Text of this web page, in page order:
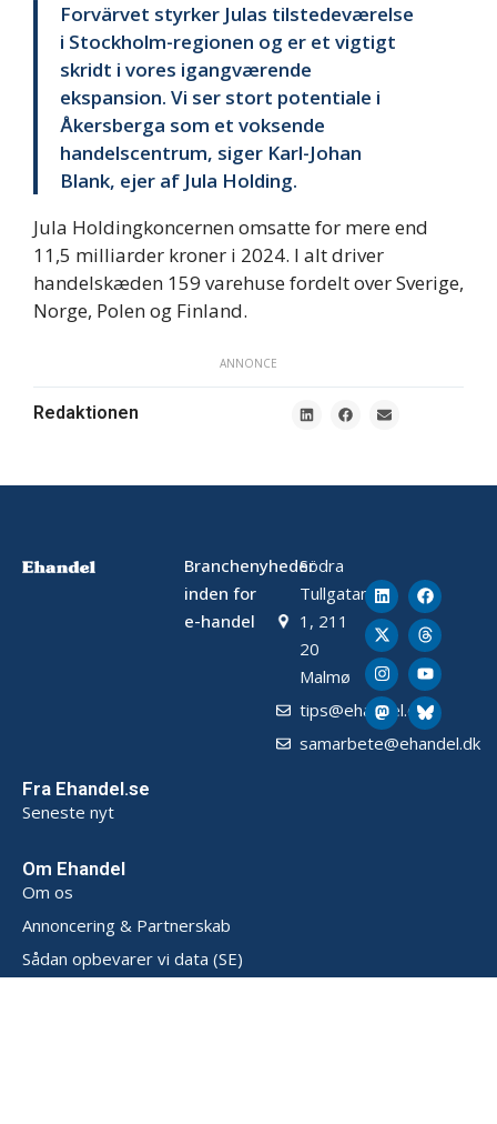
Forvärvet styrker Julas tilstedeværelse
i Stockholm-regionen og er et vigtigt
skridt i vores igangværende
ekspansion. Vi ser stort potentiale i
Åkersberga som et voksende
handelscentrum, siger Karl-Johan
Blank, ejer af Jula Holding.
Jula Holdingkoncernen omsatte for mere end
11,5 milliarder kroner i 2024. I alt driver
handelskæden 159 varehuse fordelt over Sverige,
Norge, Polen og Finland.
ANNONCE
Redaktionen
Branchenyheder
inden for
e-handel
Södra
Tullgatan
1, 211
20
Malmø
tips@ehandel.dk
samarbete@ehandel.dk
Fra Ehandel.se
Seneste nyt
Om Ehandel
Om os
Annoncering & Partnerskab
Sådan opbevarer vi data (SE)